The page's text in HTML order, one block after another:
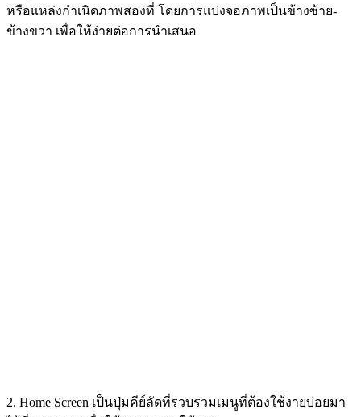
หรือแหล่งกำเนิดภาพสองที่ โดยการแบ่งจอภาพเป็นข้างซ้าย-
ข้างขวา เพื่อให้ง่ายต่อการนำเสนอ
2. Home Screen เป็นปุ่มคีย์ลัดที่รวบรวมเมนูที่ต้องใช้งายบ่อยมา